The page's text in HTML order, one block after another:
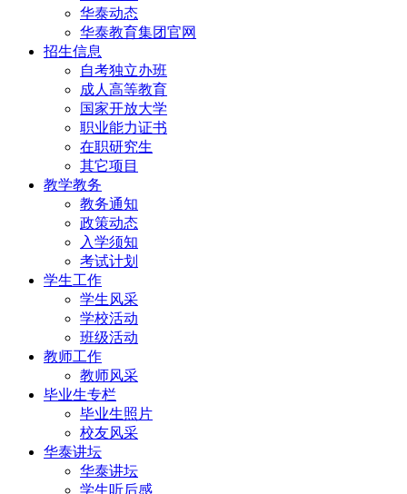
华泰动态
华泰教育集团官网
招生信息
自考独立办班
成人高等教育
国家开放大学
职业能力证书
在职研究生
其它项目
教学教务
教务通知
政策动态
入学须知
考试计划
学生工作
学生风采
学校活动
班级活动
教师工作
教师风采
毕业生专栏
毕业生照片
校友风采
华泰讲坛
华泰讲坛
学生听后感